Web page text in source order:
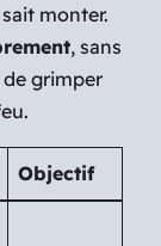
monter.
, sans
grimper
Objectif